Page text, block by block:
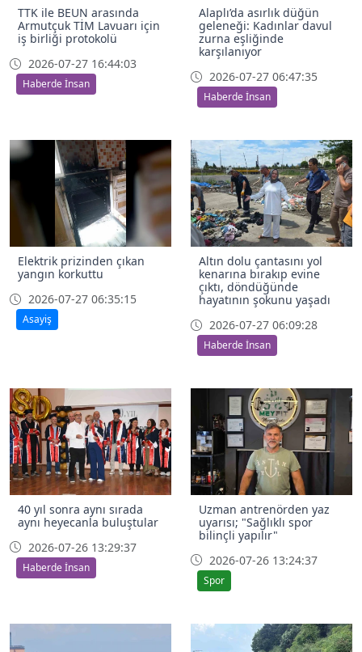
TTK ile BEUN arasında
Armutçuk TİM Lavuarı için
iş birliği protokolü
2026-07-27 16:44:03
Haberde İnsan
Alaplı’da asırlık düğün
geleneği: Kadınlar davul
zurna eşliğinde
karşılanıyor
2026-07-27 06:47:35
Haberde İnsan
Elektrik prizinden çıkan
yangın korkuttu
2026-07-27 06:35:15
Asayiş
Altın dolu çantasını yol
kenarına bırakıp evine
çıktı, döndüğünde
hayatının şokunu yaşadı
2026-07-27 06:09:28
Haberde İnsan
40 yıl sonra aynı sırada
aynı heyecanla buluştular
2026-07-26 13:29:37
Haberde İnsan
Uzman antrenörden yaz
uyarısı; "Sağlıklı spor
bilinçli yapılır"
2026-07-26 13:24:37
Spor